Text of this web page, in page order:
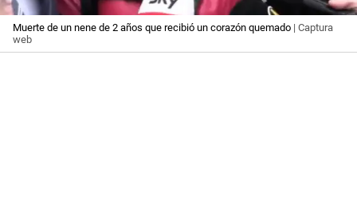
Muerte de un nene de 2 años que recibió un corazón quemado | Captura
web